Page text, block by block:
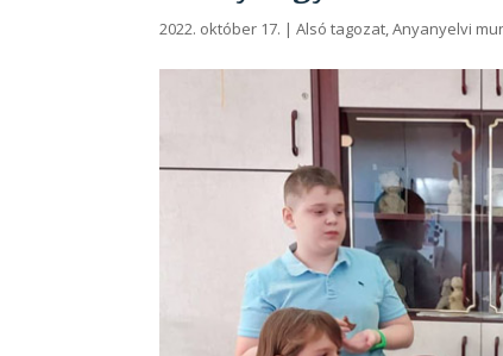
2022. október 17. |Alsó tagozat,Anyanyelvi